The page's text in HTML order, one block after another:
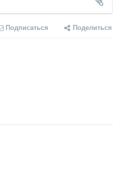
Подписаться Поделиться